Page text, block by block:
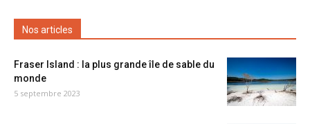
Nos articles
Fraser Island : la plus grande île de sable du
monde
5 septembre 2023